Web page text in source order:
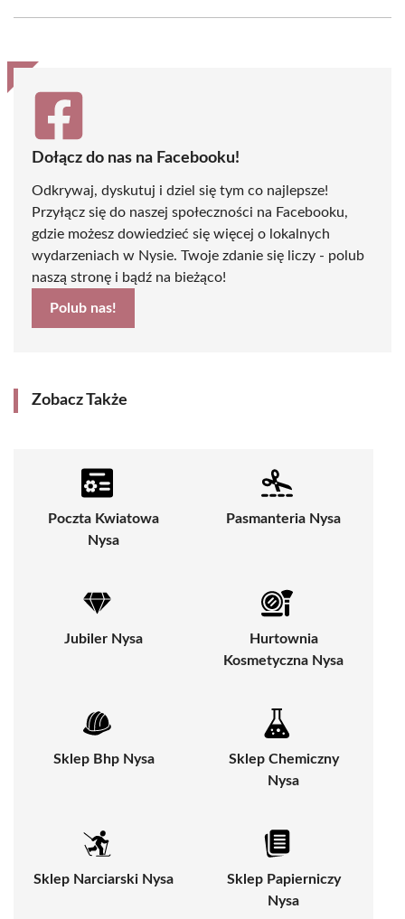
(Twitter)
Dołącz do nas na Facebooku!
Odkrywaj, dyskutuj i dziel się tym co najlepsze!
Przyłącz się do naszej społeczności na Facebooku,
gdzie możesz dowiedzieć się więcej o lokalnych
wydarzeniach w Nysie. Twoje zdanie się liczy - polub
naszą stronę i bądź na bieżąco!
Polub nas!
Zobacz Także
Poczta Kwiatowa
Nysa
Pasmanteria Nysa
Jubiler Nysa
Hurtownia
Kosmetyczna Nysa
Sklep Bhp Nysa
Sklep Chemiczny
Nysa
Sklep Narciarski Nysa
Sklep Papierniczy
Nysa